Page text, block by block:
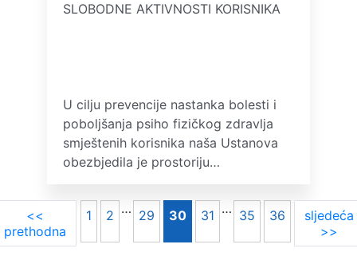
SLOBODNE AKTIVNOSTI KORISNIKA
U cilju prevencije nastanka bolesti i
poboljšanja psiho fizičkog zdravlja
smještenih korisnika naša Ustanova
obezbjedila je prostoriju…
<<
prethodna
1 2 … 29 30 31 … 35 36
sljedeća
>>